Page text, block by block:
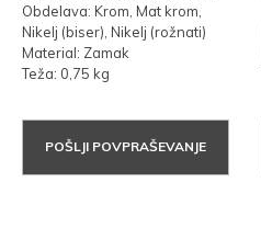
Obdelava: Krom, Mat krom,
Nikelj (biser), Nikelj (rožnati)
Material: Zamak
Teža: 0,75 kg
POŠLJI POVPRAŠEVANJE